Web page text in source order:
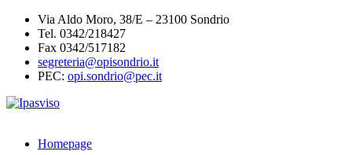
Salta
contenuto
Via Aldo Moro, 38/E – 23100 Sondrio
Tel. 0342/218427
Fax 0342/517182
segreteria@opisondrio.it
PEC: opi.sondrio@pec.it
Homepage